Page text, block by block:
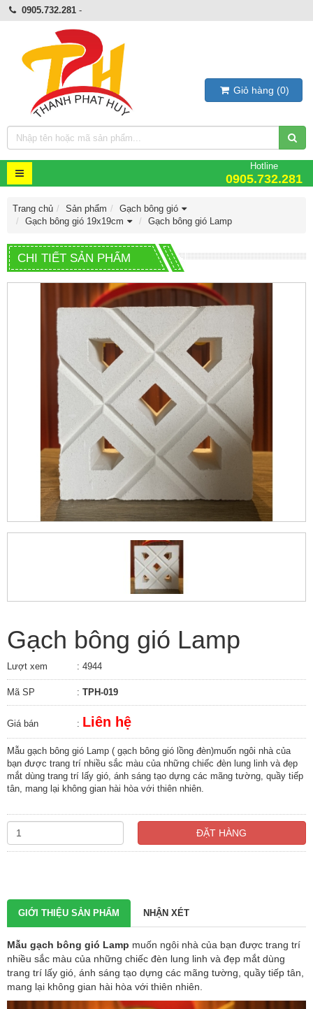
0905.732.281-
Giỏ hàng (0)
Hotline
0905.732.281
Trang chủ Sản phẩm
Gạch bông gió
Gạch bông gió 19x19cm
Gạch bông gió Lamp
CHI TIẾT SẢN PHẨM
Gạch bông gió Lamp
Lượt xem : 4944
Mã SP : TPH-019
Giá bán : Liên hệ
Mẫu gạch bông gió Lamp ( gạch bông gió lồng đèn)muốn ngôi nhà của
bạn được trang trí nhiều sắc màu của những chiếc đèn lung linh và đẹp
mắt dùng trang trí lấy gió, ánh sáng tạo dựng các mãng tường, quầy tiếp
tân, mang lại không gian hài hòa với thiên nhiên.
ĐẶT HÀNG
GIỚI THIỆU SẢN PHẨM NHẬN XÉT
Mẫu gạch bông gió Lamp muốn ngôi nhà của bạn được trang trí
nhiều sắc màu của những chiếc đèn lung linh và đẹp mắt dùng
trang trí lấy gió, ánh sáng tạo dựng các mãng tường, quầy tiếp tân,
mang lại không gian hài hòa với thiên nhiên.